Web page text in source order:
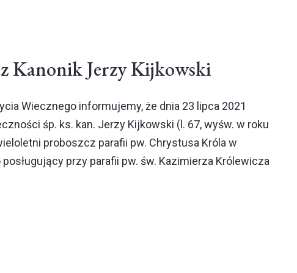
Kanonik Jerzy Kijkowski
Wiecznego informujemy, że dnia 23 lipca 2021
śp. ks. kan. Jerzy Kijkowski (l. 67, wyśw. w roku
proboszcz parafii pw. Chrystusa Króla w
przy parafii pw. św. Kazimierza Królewicza